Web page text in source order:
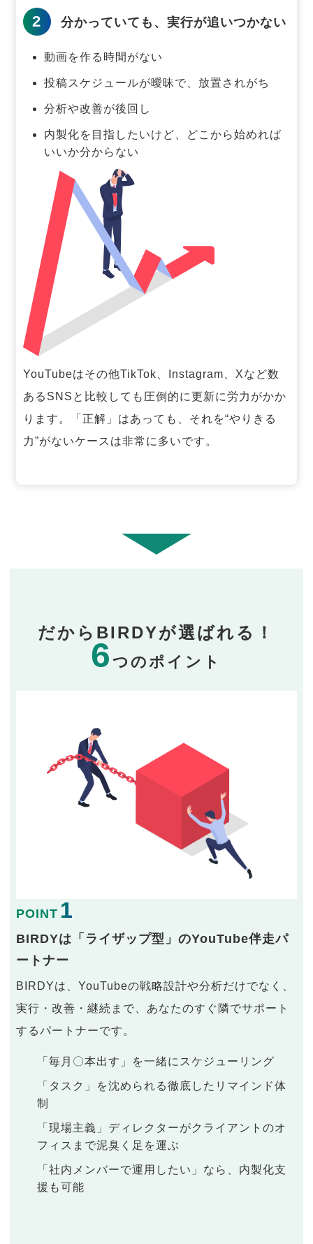
2 分かっていても、実行が追いつかない
動画を作る時間がない
投稿スケジュールが曖昧で、放置されがち
分析や改善が後回し
内製化を目指したいけど、どこから始めれば
いいか分からない
YouTubeはその他TikTok、Instagram、Xなど数
あるSNSと比較しても圧倒的に更新に労力がかか
ります。「正解」はあっても、それを“やりきる
力”がないケースは非常に多いです。
だからBIRDYが選ばれる！
6つのポイント
POINT 1
BIRDYは「ライザップ型」のYouTube伴走パ
ートナー
BIRDYは、YouTubeの戦略設計や分析だけでなく、
実行・改善・継続まで、あなたのすぐ隣でサポート
するパートナーです。
「毎月〇本出す」を一緒にスケジューリング
「タスク」を沈められる徹底したリマインド体
制
「現場主義」ディレクターがクライアントのオ
フィスまで泥臭く足を運ぶ
「社内メンバーで運用したい」なら、内製化支
援も可能